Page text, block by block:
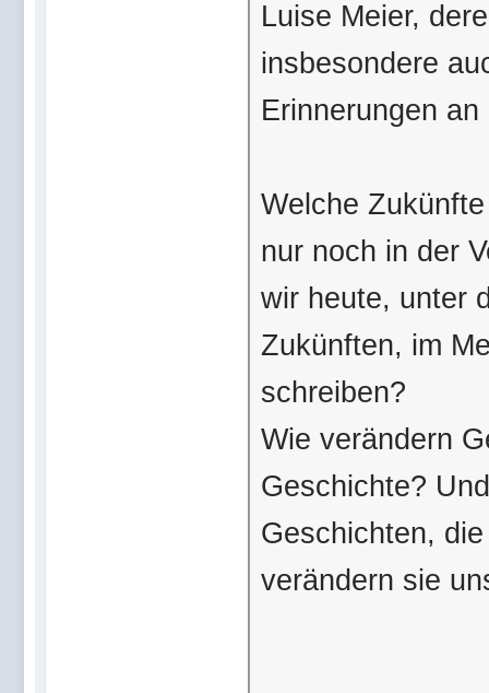
Luise Meier,
insbesondere
Erinnerungen
Welche
nur noch in der
wir heute, unter
Zukünften, im
schreiben?
Wie verändern
Geschichte?
Geschichten,
verändern sie